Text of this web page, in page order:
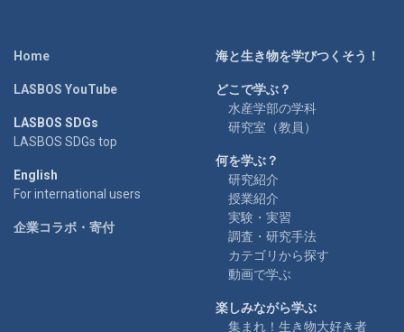
Home
LASBOS YouTube
LASBOS SDGs
LASBOS SDGs top
English
For international users
企業コラボ・寄付
海と生き物を学びつくそう！
どこで学ぶ？
水産学部の学科
研究室（教員）
何を学ぶ？
研究紹介
授業紹介
実験・実習
調査・研究手法
カテゴリから探す
動画で学ぶ
楽しみながら学ぶ
集まれ！生き物大好き者